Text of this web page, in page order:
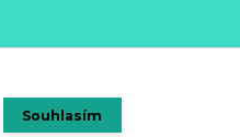
Souhlasím